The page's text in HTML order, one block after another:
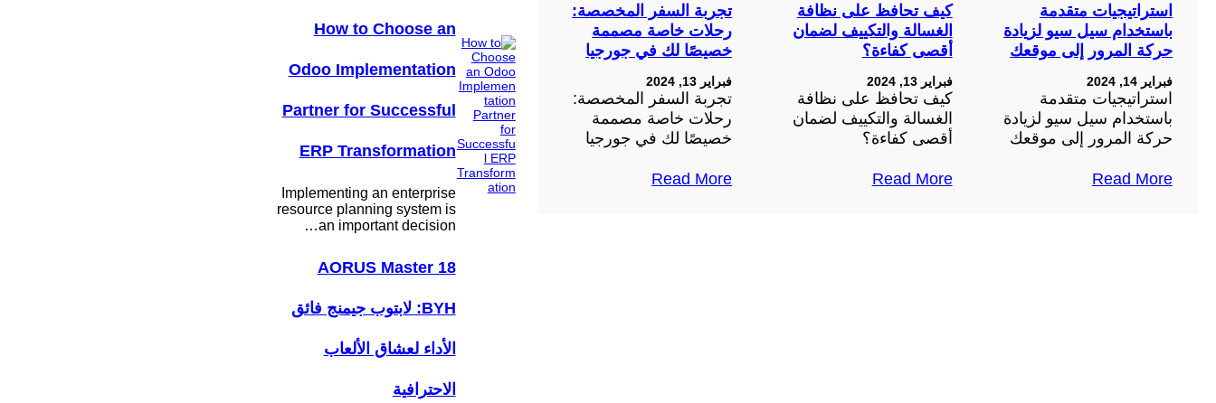
استراتيجيات متقدمة
باستخدام سيل سيو لزيادة
حركة المرور إلى موقعك
فبراير 14, 2024
استراتيجيات متقدمة
باستخدام سيل سيو لزيادة
حركة المرور إلى موقعك
Read More
كيف تحافظ على نظافة
الغسالة والتكييف لضمان
أقصى كفاءة؟
فبراير 13, 2024
كيف تحافظ على نظافة
الغسالة والتكييف لضمان
أقصى كفاءة؟
Read More
تجربة السفر المخصصة:
رحلات خاصة مصممة
خصيصًا لك في جورجيا
فبراير 13, 2024
تجربة السفر المخصصة:
رحلات خاصة مصممة
خصيصًا لك في جورجيا
Read More
How to Choose an
Odoo Implementation
Partner for Successful
ERP Transformation
Implementing an enterprise
resource planning system is
an important decision…
AORUS Master 18
BYH: لابتوب جيمنج فائق
الأداء لعشاق الألعاب
الاحترافية